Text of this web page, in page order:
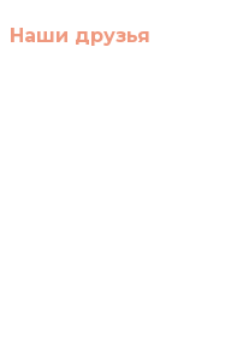
Наши друзья